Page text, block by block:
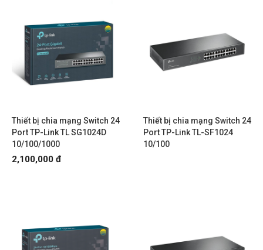
Thiết bị chia mạng Switch 24
Port TP-Link TL SG1024D
10/100/1000
2,100,000 đ
Thiết bị chia mạng Switch 24
Port TP-Link TL-SF1024
10/100